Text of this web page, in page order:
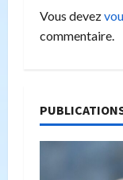
t
i
n
d
Vous devez
commentaire.